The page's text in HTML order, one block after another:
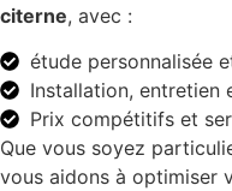
citerne, avec :
étude personnalisée
Installation, entretien
Prix compétitifs et
Que vous soyez
vous aidons à optimiser